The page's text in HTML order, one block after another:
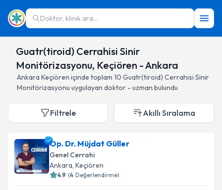
Doktor, klinik ara...
Guatr(tiroid) Cerrahisi Sinir
Monitörizasyonu, Keçiören - Ankara
Ankara Keçiören içinde toplam 10 Guatr(tiroid) Cerrahisi Sinir
Monitörizasyonu uygulayan doktor - uzman bulundu
Filtrele Akıllı Sıralama
Op. Dr. Müjdat Güller
Genel Cerrahi
Ankara, Keçiören
4.9 (4 Değerlendirme)